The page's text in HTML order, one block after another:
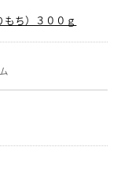
kawashima/
ち）３００ｇ